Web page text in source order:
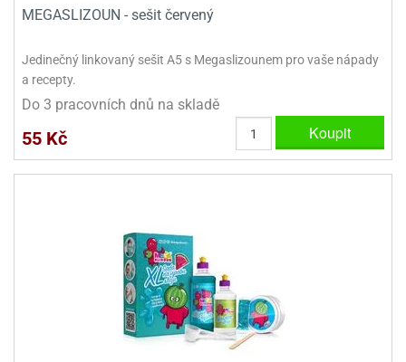
MEGASLIZOUN - sešit červený
Jedinečný linkovaný sešit A5 s Megaslizounem pro vaše nápady
a recepty.
Do 3 pracovních dnů na skladě
55 Kč Koupit